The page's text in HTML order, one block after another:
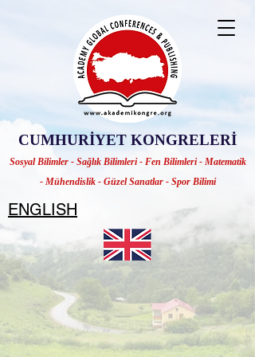
CUMHURİYET KONGRELERİ
Sosyal Bilimler - Sağlık Bilimleri - Fen Bilimleri - Matematik
- Mühendislik - Güzel Sanatlar - Spor Bilimi
ENGLISH